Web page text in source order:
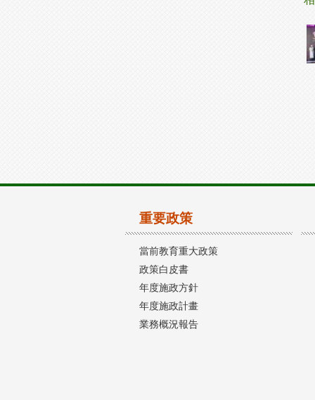
重要政策
當前教育重大政策
政策白皮書
年度施政方針
年度施政計畫
業務概況報告